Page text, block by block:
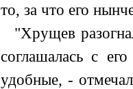
то, за что его
"Хрущев
соглашалась с
удобные, -